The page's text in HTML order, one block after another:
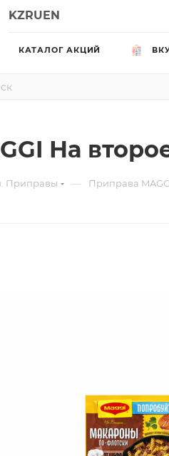
KZRUEN
КАТАЛОГ АКЦИЙ
На
Приправы — Приправа